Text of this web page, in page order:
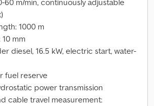
60 m/min, continuously adjustable
1000 m
mm
diesel, 16.5 kW, electric start, water-
fuel reserve
power transmission
cable travel measurement: